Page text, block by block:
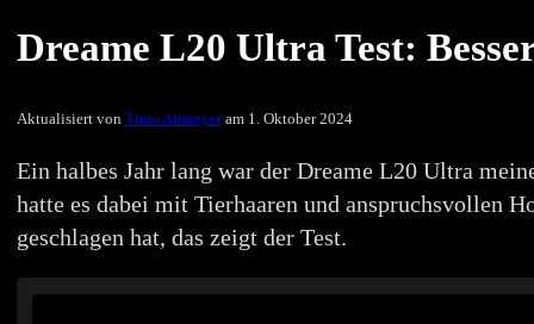
Dreame L20 Ultra Test:
Aktualisiert von Timo Altmeyeram 1. Oktober 2024
Ein halbes Jahr lang war der Dreame L20 Ultra
hatte es dabei mit Tierhaaren und anspruchsvollen
geschlagen hat, das zeigt der Test.